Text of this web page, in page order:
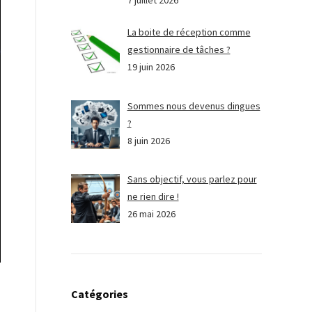
La boite de réception comme
gestionnaire de tâches ?
19 juin 2026
Sommes nous devenus dingues
?
8 juin 2026
Sans objectif, vous parlez pour
ne rien dire !
26 mai 2026
Catégories